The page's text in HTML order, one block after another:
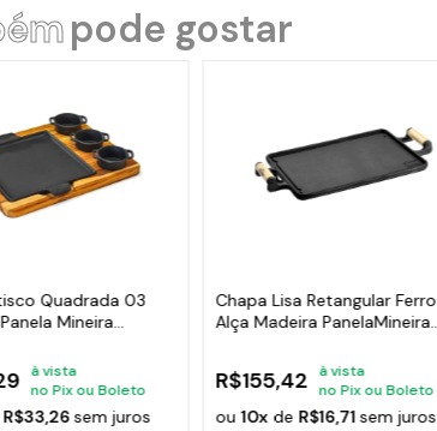
pode gostar
Quadrada 03
Mineira
à vista
no Pix ou Boleto
R$33,26sem juros
Chapa Lisa Retangular Ferro
Alça Madeira PanelaMineira
R$155,42
à vista
no Pix ou Boleto
ou10x de R$16,71sem juros